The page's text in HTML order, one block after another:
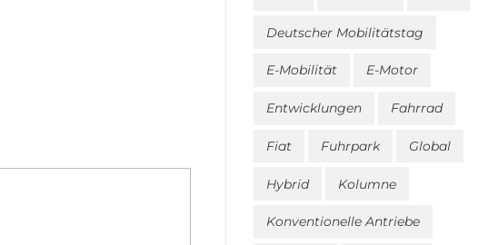
Deutscher Mobilitätstag
E-Mobilität E-Motor
Entwicklungen Fahrrad
Fiat Fuhrpark Global
Hybrid Kolumne
Konventionelle Antriebe